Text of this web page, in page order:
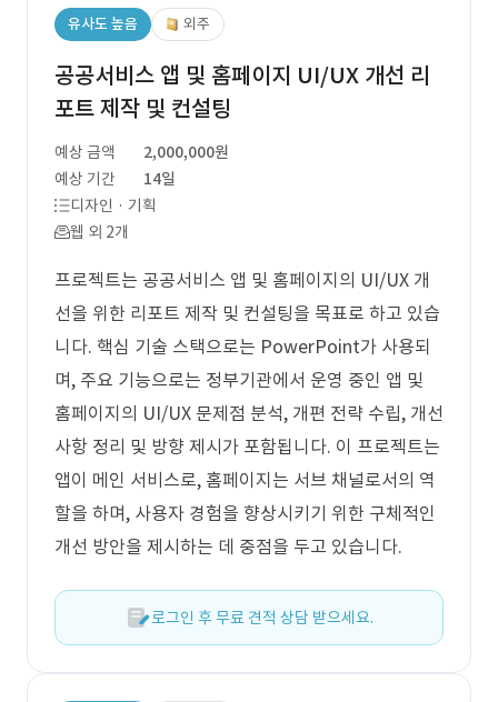
유사도 높음 외주
공공서비스 앱 및 홈페이지 UI/UX 개선 리
포트 제작 및 컨설팅
예상 금액
2,000,000원
예상 기간
14일
디자인 · 기획
웹 외 2개
프로젝트는 공공서비스 앱 및 홈페이지의 UI/UX 개
선을 위한 리포트 제작 및 컨설팅을 목표로 하고 있습
니다. 핵심 기술 스택으로는 PowerPoint가 사용되
며, 주요 기능으로는 정부기관에서 운영 중인 앱 및
홈페이지의 UI/UX 문제점 분석, 개편 전략 수립, 개선
사항 정리 및 방향 제시가 포함됩니다. 이 프로젝트는
앱이 메인 서비스로, 홈페이지는 서브 채널로서의 역
할을 하며, 사용자 경험을 향상시키기 위한 구체적인
개선 방안을 제시하는 데 중점을 두고 있습니다.
로그인 후 무료 견적 상담 받으세요.